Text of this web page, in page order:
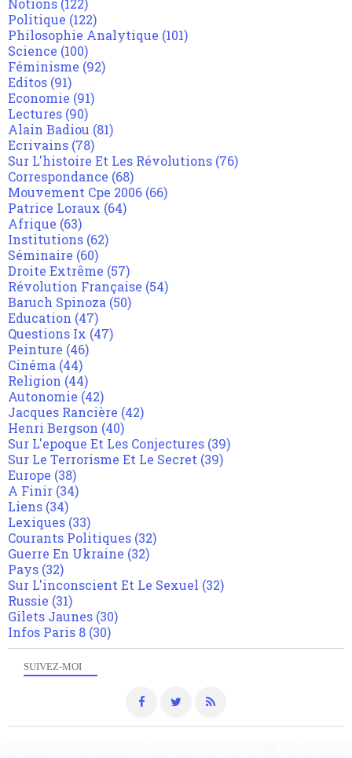
SUIVEZ-MOI
Notions (122)
Politique (122)
Philosophie Analytique (101)
Science (100)
Féminisme (92)
Editos (91)
Economie (91)
Lectures (90)
Alain Badiou (81)
Ecrivains (78)
Sur L'histoire Et Les Révolutions (76)
Correspondance (68)
Mouvement Cpe 2006 (66)
Patrice Loraux (64)
Afrique (63)
Institutions (62)
Séminaire (60)
Droite Extrême (57)
Révolution Française (54)
Baruch Spinoza (50)
Education (47)
Questions Ix (47)
Peinture (46)
Cinéma (44)
Religion (44)
Autonomie (42)
Jacques Rancière (42)
Henri Bergson (40)
Sur L'epoque Et Les Conjectures (39)
Sur Le Terrorisme Et Le Secret (39)
Europe (38)
A Finir (34)
Liens (34)
Lexiques (33)
Courants Politiques (32)
Guerre En Ukraine (32)
Pays (32)
Sur L'inconscient Et Le Sexuel (32)
Russie (31)
Gilets Jaunes (30)
Infos Paris 8 (30)